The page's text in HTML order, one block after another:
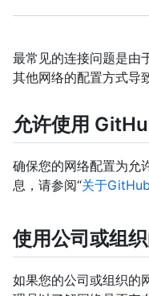
最常见的连接问题是由
其他网络的配置方式导
允许使用
确保您的网络配置为允
息，请参阅“关于
使用公司或组
如果您的公司或组织的